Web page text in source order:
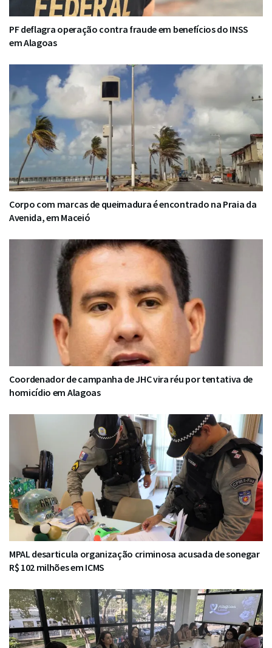
PF deflagra operação contra fraude em benefícios do INSS
em Alagoas
Corpo com marcas de queimadura é encontrado na Praia da
Avenida, em Maceió
Coordenador de campanha de JHC vira réu por tentativa de
homicídio em Alagoas
MPAL desarticula organização criminosa acusada de sonegar
R$ 102 milhões em ICMS